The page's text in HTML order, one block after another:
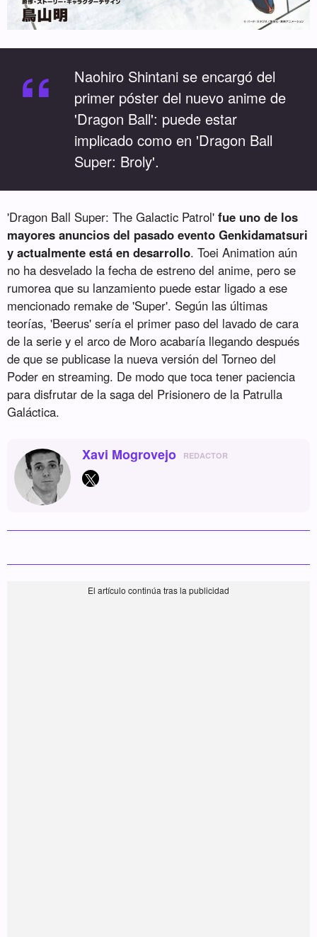
“
Naohiro Shintani se encargó del
primer póster del nuevo anime de
'Dragon Ball': puede estar
implicado como en 'Dragon Ball
Super: Broly'.
'Dragon Ball Super: The Galactic Patrol'fue uno de los
mayores anuncios del pasado evento Genkidamatsuri
y actualmente está en desarrollo. Toei Animation aún
no ha desvelado la fecha de estreno del anime, pero se
rumorea que su lanzamiento puede estar ligado a ese
mencionado remake de 'Super'. Según las últimas
teorías, 'Beerus' sería el primer paso del lavado de cara
de la serie y el arco de Moro acabaría llegando después
de que se publicase la nueva versión del Torneo del
Poder en streaming. De modo que toca tener paciencia
para disfrutar de la saga del Prisionero de la Patrulla
Galáctica.
Xavi Mogrovejo REDACTOR